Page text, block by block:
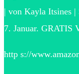
| von Kayla Itsines |
7. Januar. GRATIS
http s://